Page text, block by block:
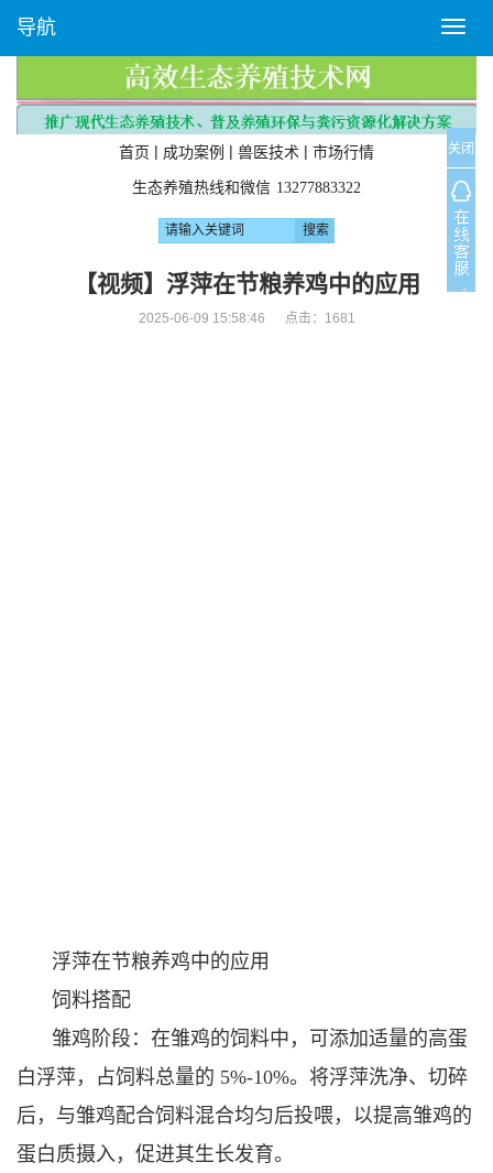
T
o
g
l
e
n
a
v
i
g
a
导航
首页 | 成功案例 | 兽医技术 | 市场行情
生态养殖热线和微信 13277883322
【视频】浮萍在节粮养鸡中的应用
2025-06-09 15:58:46 点击： 1681
浮萍在节粮养鸡中的应用
饲料搭配
雏鸡阶段：在雏鸡的饲料中，可添加适量的高蛋
白浮萍，占饲料总量的 5%-10%。将浮萍洗净、切碎
后，与雏鸡配合饲料混合均匀后投喂，以提高雏鸡的
蛋白质摄入，促进其生长发育。
关闭